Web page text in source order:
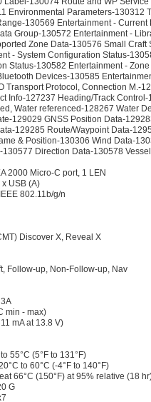
Environmental Parameters-130312
130569 Entertainment -
Group-130572 Entertainment -
Zone Data-130576 Small
- System Configuration Status-
Status-130582 Entertainment -
Devices-130585
Transport Protocol, Connection M.-
Info-127237 Heading/Track
Water referenced-128267 Water
129029 GNSS Position Data-
129285 Route/Waypoint Data-
& Position-130306 Wind Data-
Direction Data-130578
2000 Micro-C port, 1 LEN
USB (A)
802.11b/g/n
Discover X, Reveal X
Follow-up, Non-Follow-up, Nav
min - max)
mA at 13.8 V)
55°C (5°F to 131°F)
to 60°C (-4°F to 140°F)
66°C (150°F) at 95% relative (18
G